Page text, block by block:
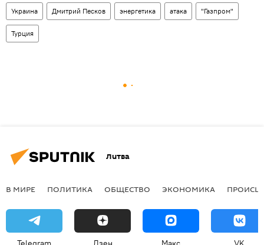
Украина Дмитрий Песков энергетика атака "Газпром"
Турция
Литва
В МИРЕ ПОЛИТИКА ОБЩЕСТВО ЭКОНОМИКА